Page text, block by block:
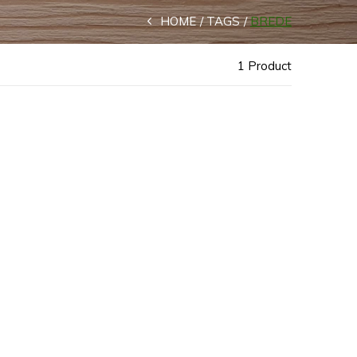
HOME TAGS BREDE
1 Product